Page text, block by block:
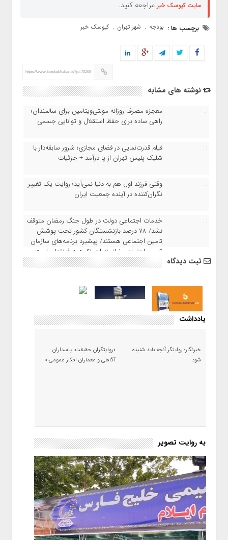
سایت کیوسک خبر مراجعه کنید.
برچسب ها : بودجه , شهر تهران , کیوسک خبر
https://www.kioskekhabar.ir/?p=70208
نوشته های مشابه
معجزه مصرف روزانه مولتی‌ویتامین برای سالمندان؛
راهی ساده برای حفظ استقلال و توانایی جسمی
فیلم قدرت‌نمایی در فضای مجازی؛ شرور سابقه‌دار با
شلیک پلیس تهران از پا درآمد + جزئیات
وقتی فرزند اول هم به دنیا نمی‌آید؛ روایت یک تغییر
نگران‌کننده در آینده جمعیت ایران
خدمات اجتماعی دولت در طول جنگ رمضان متوقف
نشد/ ۷۸ درصد بازنشستگان کشور تحت پوشش
تامین اجتماعی هستند/ پیشبرد برنامه‌های سازمان
تامین اجتماعی نیازمند اجماع همه ذینفعان است
ثبت دیدگاه
یادداشت
خبرنگار؛ روایتگر آنچه باید شنیده
شود
«روایتگران حقیقت، پاسداران
آگاهی و معماران افکار عمومی،»
به روایت تصویر